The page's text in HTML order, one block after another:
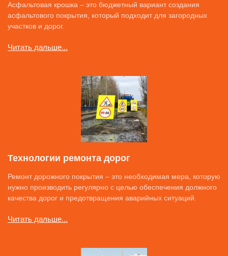
Асфальтовая крошка – это бюджетный вариант создания
асфальтового покрытия, который подходит для загородных
участков и дорог.
Читать дальше...
Технологии ремонта дорог
Ремонт дорожного покрытия – это необходимая мера, которую
нужно производить регулярно с целью обеспечения должного
качества дорог и предотвращения аварийных ситуаций.
Читать дальше...